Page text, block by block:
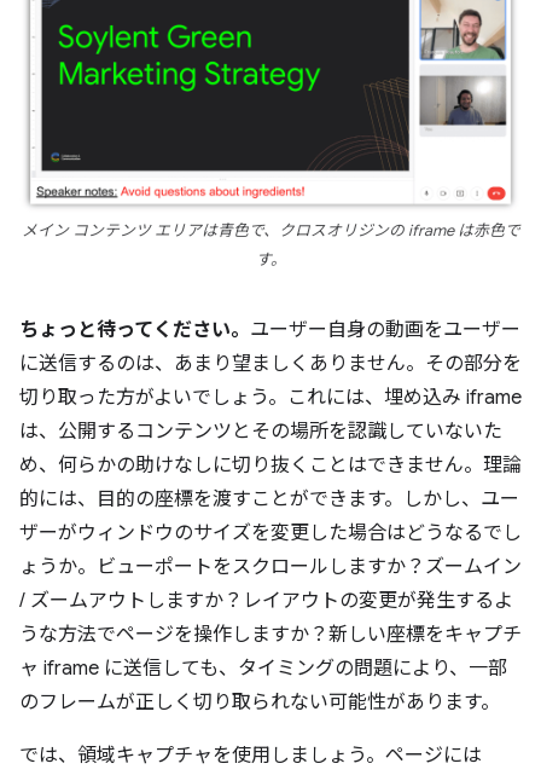
メイン コンテンツ エリアは青色で、クロスオリジンの iframe は赤色で
す。
ちょっと待ってください。 ユーザー自身の動画をユーザー
に送信するのは、あまり望ましくありません。その部分を
切り取った方がよいでしょう。これには、埋め込み iframe
は、公開するコンテンツとその場所を認識していないた
め、何らかの助けなしに切り抜くことはできません。理論
的には、目的の座標を渡すことができます。しかし、ユー
ザーがウィンドウのサイズを変更した場合はどうなるでし
ょうか。ビューポートをスクロールしますか？ズームイン
/ ズームアウトしますか？レイアウトの変更が発生するよ
うな方法でページを操作しますか？新しい座標をキャプチ
ャ iframe に送信しても、タイミングの問題により、一部
のフレームが正しく切り取られない可能性があります。
では、領域キャプチャを使用しましょう。ページには